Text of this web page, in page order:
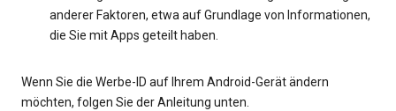
anderer Faktoren, etwa auf Grundlage von Informationen,
die Sie mit Apps geteilt haben.
Wenn Sie die Werbe-ID auf Ihrem Android-Gerät ändern
möchten, folgen Sie der Anleitung unten.